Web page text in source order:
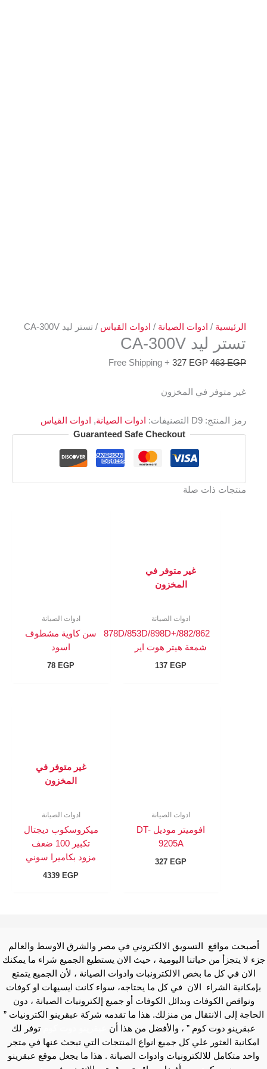
الرئيسية / ادوات الصيانة / ادوات القياس / تستر ليد CA-300V
تستر ليد CA-300V
463EGP
327 EGP
+ Free Shipping
غير متوفر في المخزون
رمز المنتج: D9 التصنيفات: ادوات الصيانة,
ادوات القياس
Guaranteed Safe Checkout
منتجات ذات صلة
غير متوفر في
المخزون
ادوات الصيانة
878D/853D/898D+/882/862
شمعة هيتر هوت اير
137 EGP
ادوات الصيانة
سن كاوية مشطوف
اسود
78 EGP
ادوات الصيانة
افوميتر موديل DT-
9205A
327 EGP
غير متوفر في
المخزون
ادوات الصيانة
ميكروسكوب ديجتال
تكبير 100 ضعف
مزود بكاميرا سوني
4339 EGP
أصبحت مواقع التسويق الالكتروني في مصر والشرق الاوسط والعالم
جزء لا يتجزأ من حياتنا اليومية ، حيث الان يستطيع الجميع شراء ما يمكنك
الان في كل ما بخص الالكترونبات وادوات الصيانة ، لأن الجميع يتمتع
بإمكانية الشراء الان في كل ما يحتاجه، سواء كانت ايسيهات او كوفات
ونواقص الكوفات وبدائل الكوفات أو جميع إلكترونيات الصيانة ، دون
الحاجة إلى الانتقال من منزلك. هذا ما تقدمه شركة عبقرينو الكترونيات ”
عبقرينو دوت كوم ” ، والأفضل من هذا أن
توفر لك
امكانية العثور علي كل جميع انواع المنتجات التي تبحث عنها في متجر
واحد متكامل للالكترونيات وادوات الصيانة . هذا ما يجعل موقع عبقرينو